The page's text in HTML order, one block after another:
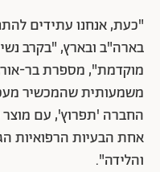
"כעת, אנחנו עתידים
בארה"ב ובארץ, "בקרב
מוקדמת", מספרת בר-
משמעותית שהמכשיר
החברה 'תפרוץ', עם
אחת הבעיות הרפואיות
והלידה".